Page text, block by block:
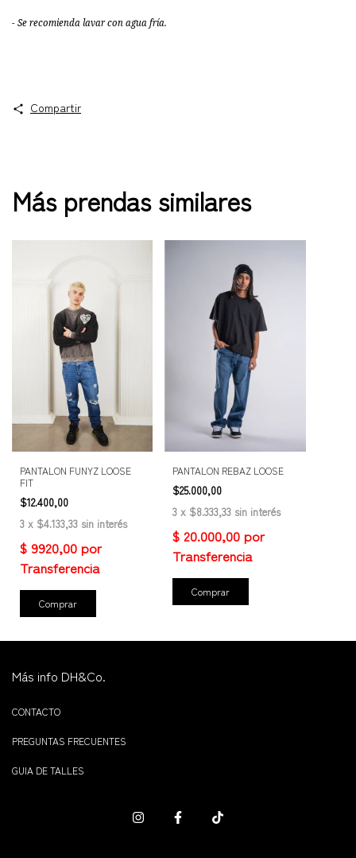
- Se recomienda lavar con agua fría.
Compartir
Más prendas similares
PANTALON FUNYZ LOOSE
FIT
$12.400,00
3 x $4.133,33 sin interés
Comprar
PANTALON REBAZ LOOSE
$25.000,00
3 x $8.333,33 sin interés
Comprar
Más info DH&Co.
CONTACTO
PREGUNTAS FRECUENTES
GUIA DE TALLES